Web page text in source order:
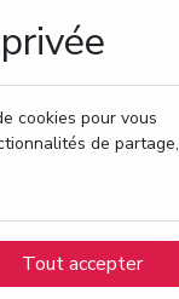
cookies pour vous
de partage,
Tout accepter